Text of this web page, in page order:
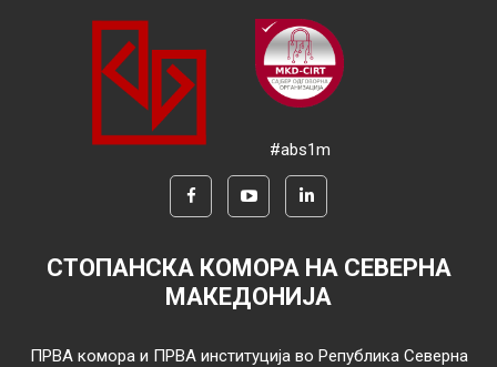
#abs1m
СТОПАНСКА КОМОРА НА СЕВЕРНА
МАКЕДОНИЈА
ПРВА комора и ПРВА институција во Република Северна